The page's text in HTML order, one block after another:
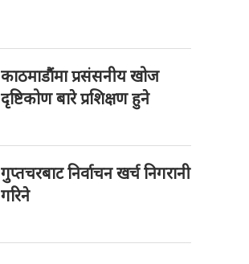
काठमाडौंमा प्रसंसनीय खोज
दृष्टिकोण बारे प्रशिक्षण हुने
गुप्तचरबाट निर्वाचन खर्च निगरानी
गरिने